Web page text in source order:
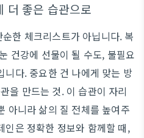
더 좋은 습관으로
한 체크리스트가 아닙니다. 복
건강에 선물이 될 수도, 불필요
니다. 중요한 건 나에게 맞는 방
을 만드는 것. 이 습관이 자리
아니라 삶의 질 전체를 높여주
인은 정확한 정보와 함께할 때,